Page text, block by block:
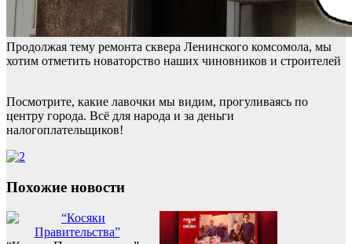
Продолжая тему ремонта сквера Ленинского комсомола, мы
хотим отметить новаторство наших чиновников и строителей
Посмотрите, какие лавочки мы видим, прогуливаясь по
центру города. Всё для народа и за деньги
налогоплательщиков!
Похожие новости